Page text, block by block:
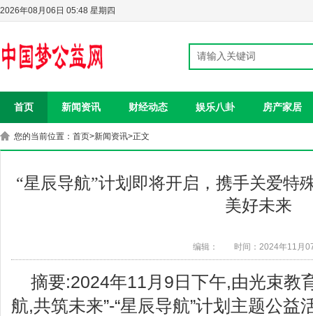
2026年08月06日 05:48 星期四
首页 新闻资讯 财经动态 娱乐八卦 房产家居
您的当前位置： 首页>新闻资讯>正文
“星辰导航”计划即将开启，携手关爱特
美好未来
编辑： 时间：2024年11月
摘要:2024年11月9日下午,由光束教
航,共筑未来”-“星辰导航”计划主题公益